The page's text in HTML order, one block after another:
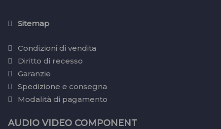
Sitemap
Condizioni di vendita
Diritto di recesso
Garanzie
Spedizione e consegna
Modalità di pagamento
AUDIO VIDEO COMPONENT